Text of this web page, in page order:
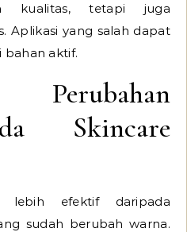
kualitas, tetapi juga
Aplikasi yang salah dapat
bahan aktif.
Perubahan
Skincare
lebih efektif daripada
sudah berubah warna.